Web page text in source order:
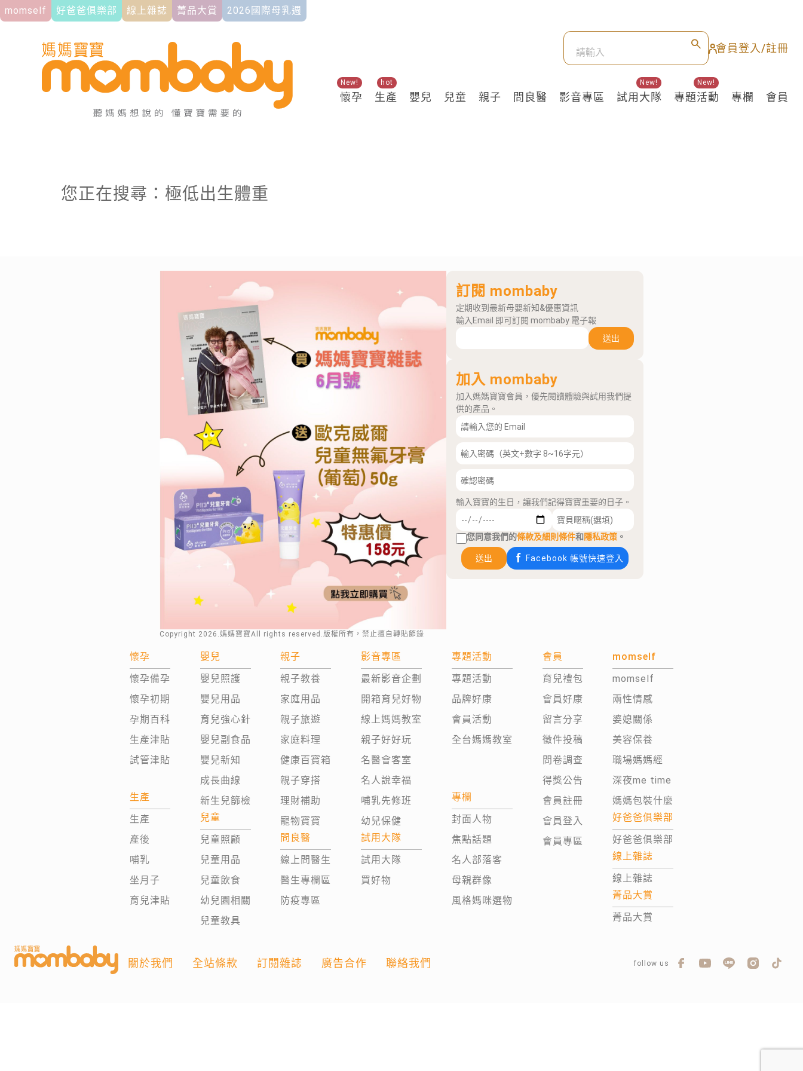
momself 好爸爸俱樂部 線上雜誌 菁品大賞 2026國際母乳週
會員登入/註冊
懷孕
New!
生產
hot
嬰兒 兒童 親子 問良醫 影音專區 試用大隊
New!
專題活動
New!
專欄 會員
關鍵熱搜
您正在搜尋：極低出生體重
Copyright 2026 .媽媽寶寶All rights reserved.版權所有，禁止擅自轉貼節錄
訂閱 mombaby
定期收到最新母嬰新知&優惠資訊
輸入Email 即可訂閱 mombaby 電子報
送出
加入 mombaby
加入媽媽寶寶會員，優先閱讀體驗與試用我們提
供的產品。
輸入寶寶的生日，讓我們記得寶寶重要的日子。
您同意我們的條款及細則條件和隱私政策 。
送出 Facebook 帳號快速登入
懷孕
懷孕備孕
懷孕初期
孕期百科
生產津貼
試管津貼
生產
生產
產後
哺乳
坐月子
育兒津貼
嬰兒
嬰兒照護
嬰兒用品
育兒強心針
嬰兒副食品
嬰兒新知
成長曲線
新生兒篩檢
兒童
兒童照顧
兒童用品
兒童飲食
幼兒園相關
兒童教具
親子
親子教養
家庭用品
親子旅遊
家庭料理
健康百寶箱
親子穿搭
理財補助
寵物寶寶
問良醫
線上問醫生
醫生專欄區
防疫專區
影音專區
最新影音企劃
開箱育兒好物
線上媽媽教室
親子好好玩
名醫會客室
名人說幸福
哺乳先修班
幼兒保健
試用大隊
試用大隊
買好物
專題活動
專題活動
品牌好康
會員活動
全台媽媽教室
專欄
封面人物
焦點話題
名人部落客
母親群像
風格媽咪選物
會員
育兒禮包
會員好康
留言分享
徵件投稿
問卷調查
得獎公告
會員註冊
會員登入
會員專區
momself
momself
兩性情感
婆媳關係
美容保養
職場媽媽經
深夜me time
媽媽包裝什麼
好爸爸俱樂部
好爸爸俱樂部
線上雜誌
線上雜誌
菁品大賞
菁品大賞
關於我們 全站條款 訂閱雜誌 廣告合作 聯絡我們 follow us